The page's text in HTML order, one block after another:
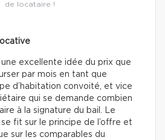
de locataire !
excellente idée du prix que
par mois en tant que
d’habitation convoité, et vice
qui se demande combien
à la signature du bail. Le
fit sur le principe de l’offre et
sur les comparables du